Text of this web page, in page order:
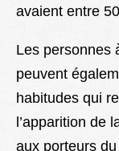
avaient entre
Les personnes
peuvent
habitudes qui
l’apparition de
aux porteurs